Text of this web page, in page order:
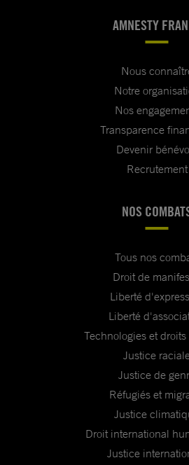
AMNESTY
Nous
Notre
Nos
Transparence
Devenir
Recrutement
NOS
Tous nos
Droit de
Liberté
Liberté
Technologies et
Justice
Justice de
Réfugiés et
Justice
Droit international
Justice